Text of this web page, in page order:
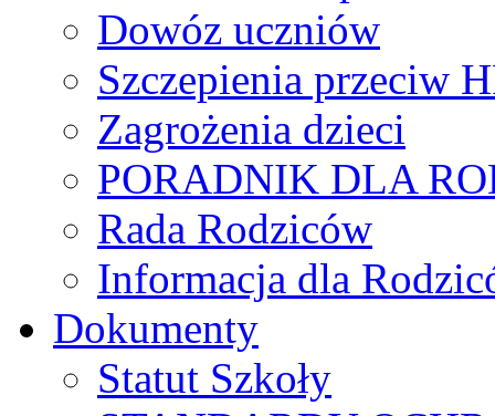
Dowóz uczniów
Szczepienia przeciw
Zagrożenia dzieci
PORADNIK DLA
Rada Rodziców
Іnformacja dla
Dokumenty
Statut Szkoły